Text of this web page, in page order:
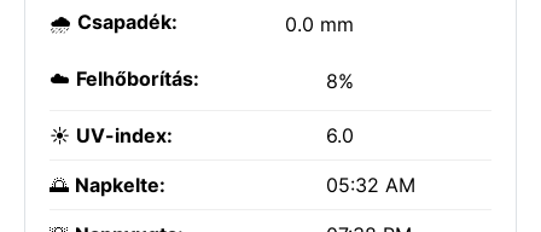
🌧️ Csapadék: 0.0 mm
☁️ Felhőborítás: 8%
☀️ UV-index: 6.0
🌅 Napkelte: 05:32 AM